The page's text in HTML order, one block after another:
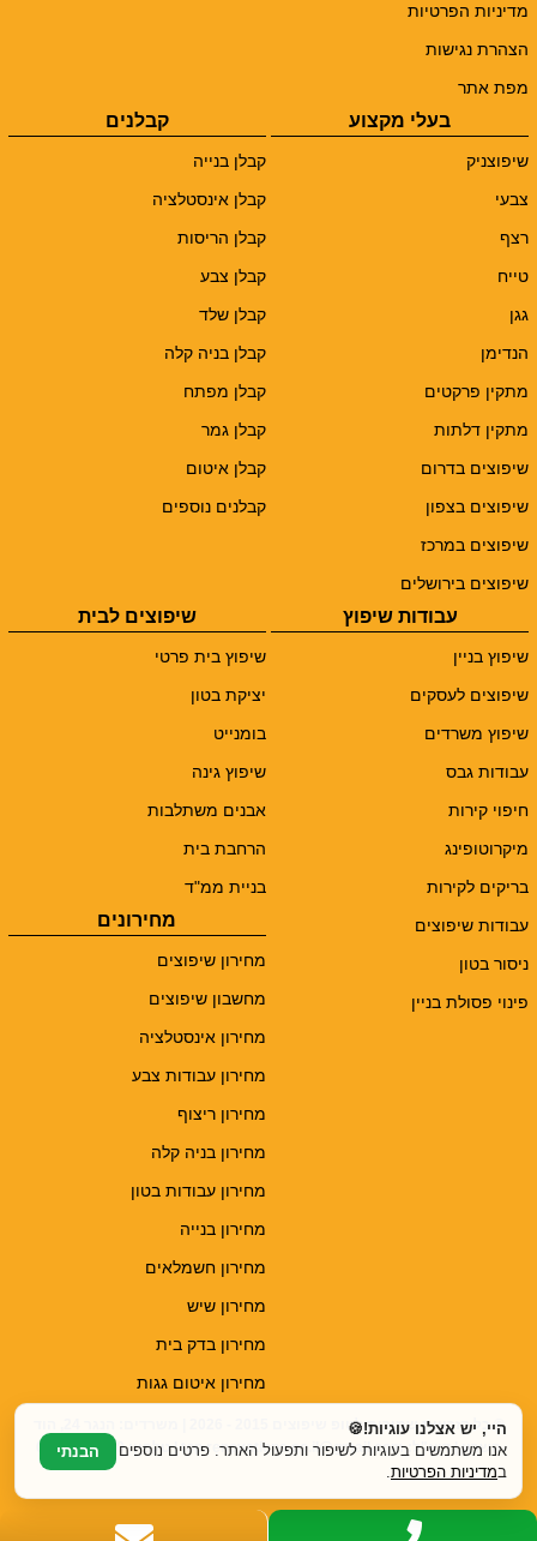
מדיניות הפרטיות
הצהרת נגישות
מפת אתר
בעלי מקצוע
שיפוצניק
צבעי
רצף
טייח
גגן
הנדימן
מתקין פרקטים
מתקין דלתות
שיפוצים בדרום
שיפוצים בצפון
שיפוצים במרכז
שיפוצים בירושלים
קבלנים
קבלן בנייה
קבלן אינסטלציה
קבלן הריסות
קבלן צבע
קבלן שלד
קבלן בניה קלה
קבלן מפתח
קבלן גמר
קבלן איטום
קבלנים נוספים
עבודות שיפוץ
שיפוץ בניין
שיפוצים לעסקים
שיפוץ משרדים
עבודות גבס
חיפוי קירות
מיקרוטופינג
בריקים לקירות
עבודות שיפוצים
ניסור בטון
פינוי פסולת בניין
שיפוצים לבית
שיפוץ בית פרטי
יציקת בטון
בומנייט
שיפוץ גינה
אבנים משתלבות
הרחבת בית
בניית ממ"ד
מחירונים
מחירון שיפוצים
מחשבון שיפוצים
מחירון אינסטלציה
מחירון עבודות צבע
מחירון ריצוף
מחירון בניה קלה
מחירון עבודות בטון
מחירון בנייה
מחירון חשמלאים
מחירון שיש
מחירון בדק בית
מחירון איטום גגות
השרון | דוא"ל: top.renovations.co.il@gmail.com | טלפון: 077-6052900
היי, יש אצלנו עוגיות!🍪
אנו משתמשים בעוגיות לשיפור ותפעול האתר. פרטים נוספים
במדיניות הפרטיות.
הבנתי